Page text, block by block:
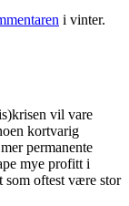
i vinter.
vil vare
kortvarig
permanente
mye profitt i
som oftest være stor